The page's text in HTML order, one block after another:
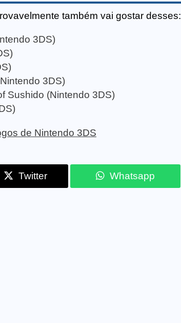
também vai gostar desses:
3DS)
3DS)
Sushido (Nintendo 3DS)
de Nintendo 3DS
Twitter Whatsapp